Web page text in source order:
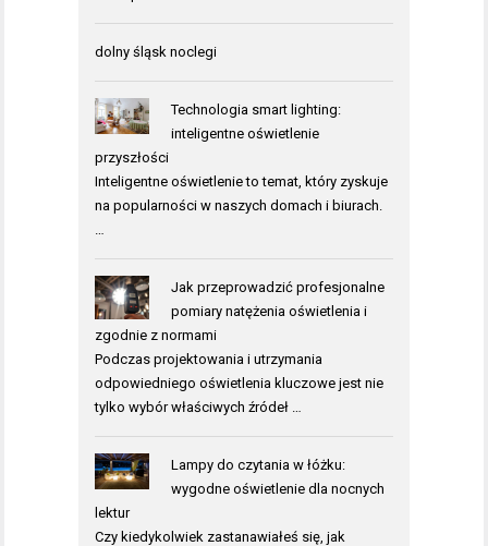
dolny śląsk noclegi
Technologia smart lighting:
inteligentne oświetlenie
przyszłości
Inteligentne oświetlenie to temat, który zyskuje
na popularności w naszych domach i biurach.
Jak przeprowadzić profesjonalne
pomiary natężenia oświetlenia i
zgodnie z normami
Podczas projektowania i utrzymania
odpowiedniego oświetlenia kluczowe jest nie
tylko wybór właściwych źródeł …
Lampy do czytania w łóżku:
wygodne oświetlenie dla nocnych
lektur
Czy kiedykolwiek zastanawiałeś się, jak